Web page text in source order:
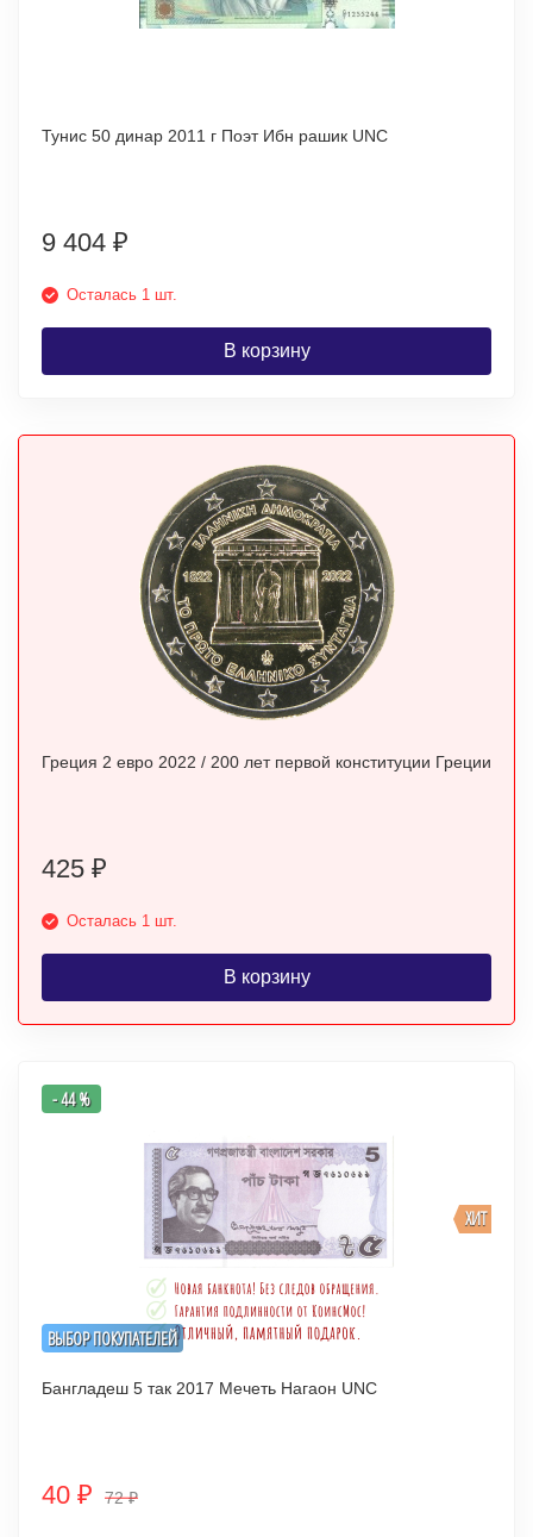
Тунис 50 динар 2011 г Поэт Ибн рашик UNC
9 404 ₽
Осталась 1 шт.
В корзину
Греция 2 евро 2022 / 200 лет первой конституции Греции
425 ₽
Осталась 1 шт.
В корзину
ВЫБОР ПОКУПАТЕЛЕЙ
ХИТ
- 44 %
Бангладеш 5 так 2017 Мечеть Нагаон UNC
40 ₽ 72₽